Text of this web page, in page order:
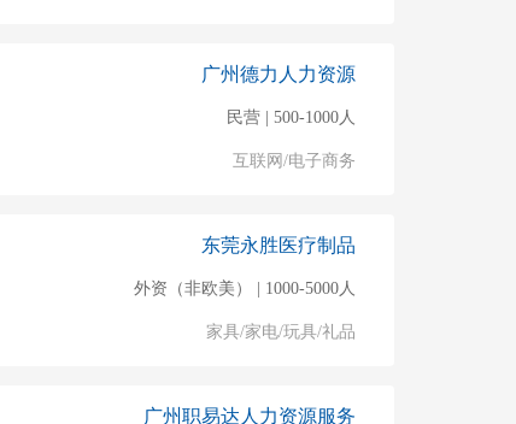
广州德力人力资源
民营 | 500-1000人
互联网/电子商务
东莞永胜医疗制品
外资（非欧美） | 1000-5000人
家具/家电/玩具/礼品
广州职易达人力资源服务